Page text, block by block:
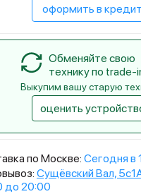
по Москве: Сегодня в
Сущёвский Вал,
до 20:00
оформить в кредит
Обменяйте свою
технику по trade-
Выкупим вашу старую
оценить